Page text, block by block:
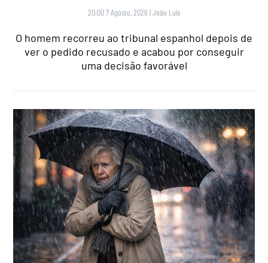
20:00 7 Agosto, 2026 |João Luís
O homem recorreu ao tribunal espanhol depois de
ver o pedido recusado e acabou por conseguir
uma decisão favorável